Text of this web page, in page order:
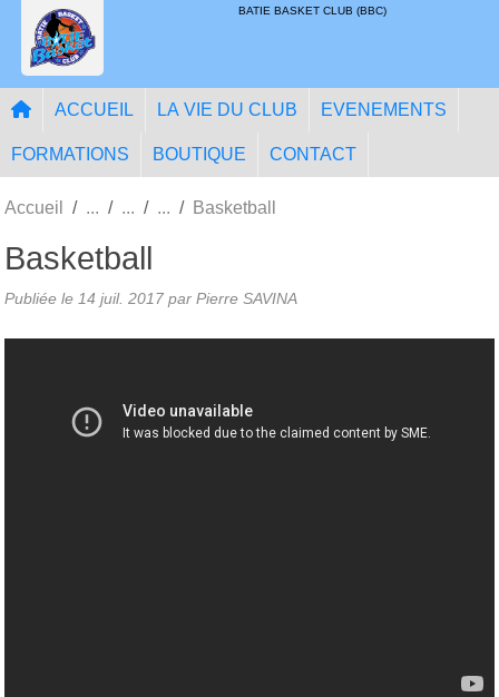
BATIE BASKET CLUB (BBC)
ACCUEIL LA VIE DU CLUB EVENEMENTS
FORMATIONS BOUTIQUE CONTACT
Accueil Basketball
Basketball
Publiée le 14 juil. 2017 par Pierre SAVINA
Panneau de gestion des cookies